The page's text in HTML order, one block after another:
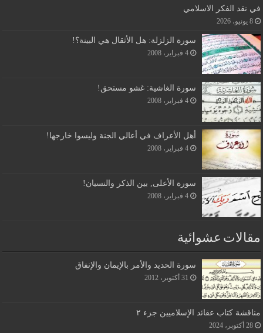
في نقد الفكر الاسلامي
8 يونيو، 2026
سورة الزلزلة: هل الأثقال هي البينة؟!
4 فبراير، 2008
سورة الغاشية: غشو مستحق!
4 فبراير، 2008
أهل الأعراف في أعالي الجنة وليسوا خارجها!
4 فبراير، 2008
سورة الأعلى, بين الذكر والنسيان!
4 فبراير، 2008
مقالات عشوائية
سورة الحديد والأمر بالإيمان والإنفاق
31 أكتوبر، 2012
مناقشة كتاب عقائد الإسلاميين جزء ٢
28 أكتوبر، 2024